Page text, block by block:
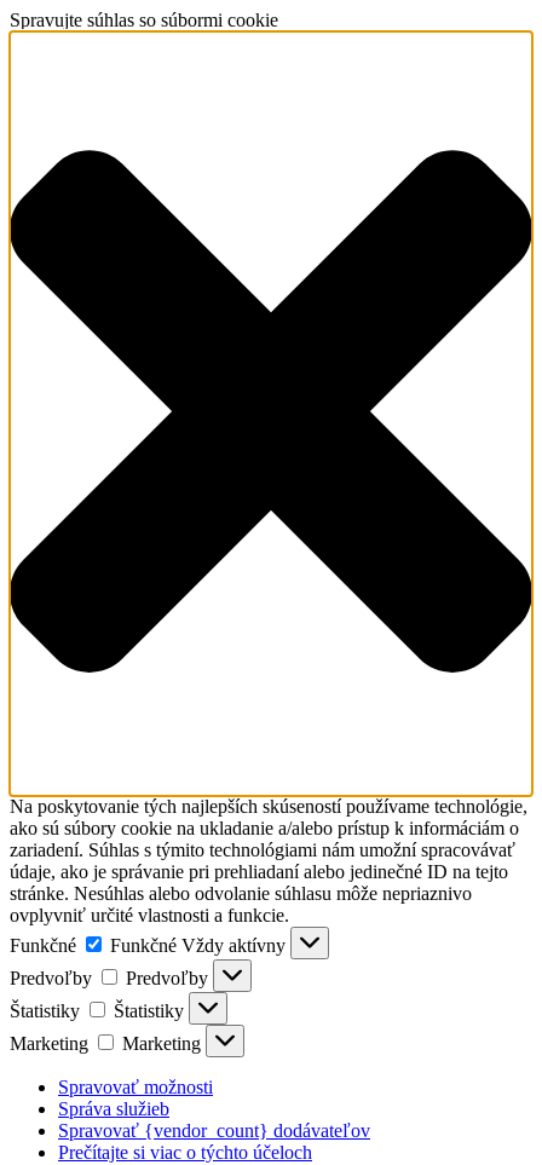
Spravujte súhlas so súbormi cookie
Na poskytovanie tých najlepších skúseností používame technológie,
ako sú súbory cookie na ukladanie a/alebo prístup k informáciám o
zariadení. Súhlas s týmito technológiami nám umožní spracovávať
údaje, ako je správanie pri prehliadaní alebo jedinečné ID na tejto
stránke. Nesúhlas alebo odvolanie súhlasu môže nepriaznivo
ovplyvniť určité vlastnosti a funkcie.
Funkčné
Funkčné Vždy aktívny
Predvoľby
Predvoľby
Štatistiky
Štatistiky
Marketing
Marketing
Spravovať možnosti
Správa služieb
Spravovať {vendor_count} dodávateľov
Prečítajte si viac o týchto účeloch